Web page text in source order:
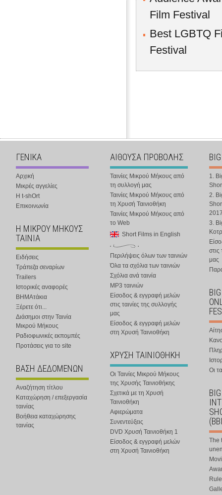
Film Festival
Best LGBTQ
Festival
ΓΕΝΙΚΑ
Αρχική
Μικρές αγγελίες
Η t-shOrt
Επικοινωνία
Η ΜΙΚΡΟΥ ΜΗΚΟΥΣ
ΤΑΙΝΙΑ
Ειδήσεις
Τράπεζα σεναρίων
Trailers
Ιστορικές αναφορές
ΒΗΜΑτάκια
Ξέρετε ότι...
Διάσημοι στην Ταινία
Μικρού Μήκους
Ραδιοφωνικές εκπομπές
Προτάσεις για το site
ΒΑΣΗ ΔΕΔΟΜΕΝΩΝ
Αναζήτηση τίτλου
Καταχώρηση / επεξεργασία
ταινίας
Βοήθεια καταχώρησης
ταινίας
ΑΙΘΟΥΣΑ ΠΡΟΒΟΛΗΣ
Ταινίες Μικρού Μήκους από
τη συλλογή μας
Ταινίες Μικρού Μήκους από
τη Χρυσή Ταινιοθήκη
Ταινίες Μικρού Μήκους από
το Web
Short Films in English
Περιλήψεις όλων των ταινιών
Όλα τα σχόλια των ταινιών
Σχόλια ανά ταινία
MP3 ταινιών
Είσοδος & εγγραφή μελών
στις ταινίες της συλλογής
μας
Είσοδος & εγγραφή μελών
στη Χρυσή Ταινιοθήκη
ΧΡΥΣΗ ΤΑΙΝΙΟΘΗΚΗ
Οι Ταινίες Μικρού Μήκους
της Χρυσής Ταινιοθήκης
Σχετικά με τη Χρυσή
Ταινιοθήκη
Αφιερώματα
Συνεντεύξεις
DVD Χρυσή Ταινιοθήκη 1
Είσοδος & εγγραφή μελών
στη Χρυσή Ταινιοθήκη
1.
2.
3.
στις
μας
Οι
The